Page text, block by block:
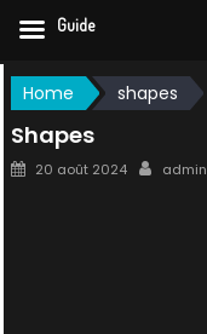
Skip
to
content
Home shapes
Shapes
Posted
20 août 2024 Author
admin
Guide